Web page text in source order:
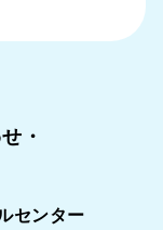
・
センター